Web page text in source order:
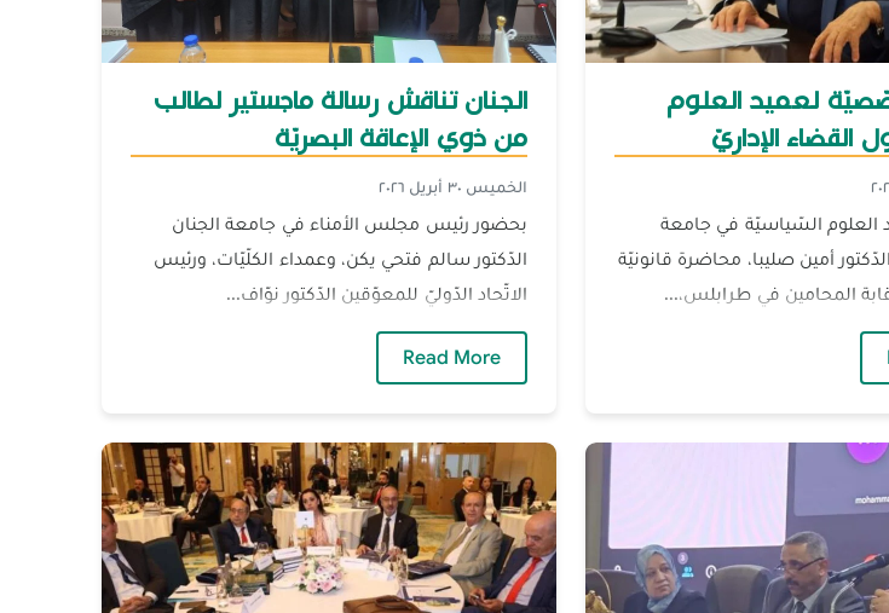
الجنان تناقش رسالة ماجستير لطالب
من ذوي الإعاقة البصريّة
الخميس ٣٠ أبريل ٢٠٢٦
بحضور رئيس مجلس الأمناء في جامعة الجنان
الدّكتور سالم فتحي يكن، وعمداء الكلّيّات، ورئيس
الاتّحاد الدّوليّ للمعوّقين الدّكتور نوّاف...
Read More
لعميد العلوم
القضاء الإداريّ
السّياسيّة في جامعة
أمين صليبا، محاضرة قانونيّة
المحامين في طرابلس،...
— محاضرة تخصّصيّة لعميد العلوم السّياسيّة حول القضاء الإداريّ
الجماعيّة والعدالة الدّوليّة